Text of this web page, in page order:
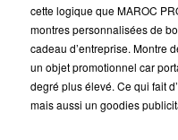
cette logique que MAROC
montres personnalisées de
cadeau d’entreprise. Montre
un objet promotionnel car
degré plus élevé. Ce qui fait
mais aussi un goodies